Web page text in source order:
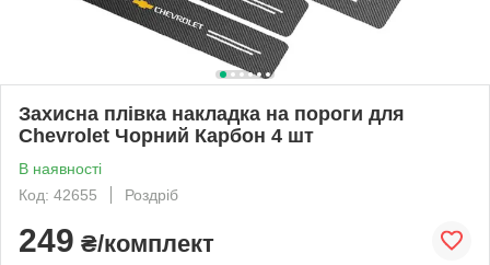
Захисна плівка накладка на пороги для
Chevrolet Чорний Карбон 4 шт
В наявності
Код: 42655
Роздріб
249 ₴/комплект